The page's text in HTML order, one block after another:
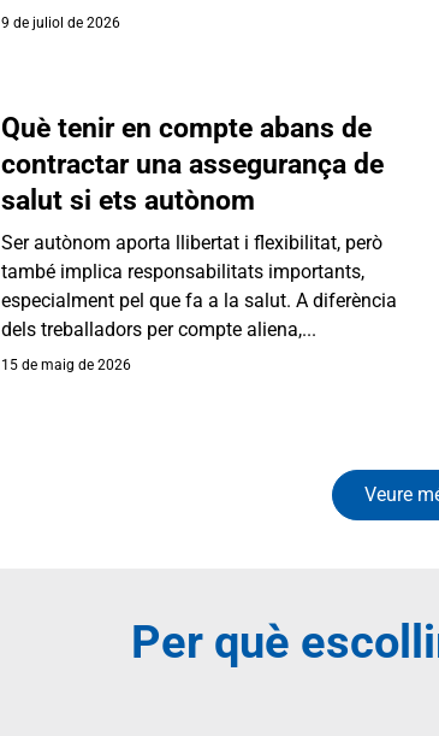
9 de juliol de 2026
Què tenir en compte abans de
contractar una assegurança de
salut si ets autònom
Ser autònom aporta llibertat i flexibilitat, però
també implica responsabilitats importants,
especialment pel que fa a la salut. A diferència
dels treballadors per compte aliena,...
15 de maig de 2026
Veure
Per què